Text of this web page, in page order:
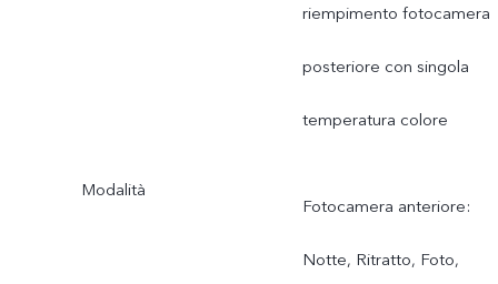
MP)
Posteriore f/2,2
(fotocamera
riempimento fotocamera
posteriore con singola
temperatura colore
Modalità
Fotocamera anteriore:
Notte, Ritratto, Foto,